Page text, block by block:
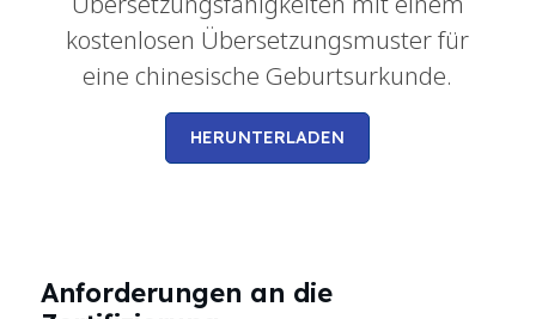
kostenlosen Übersetzungsmuster für
eine chinesische Geburtsurkunde.
HERUNTERLADEN
Anforderungen an die